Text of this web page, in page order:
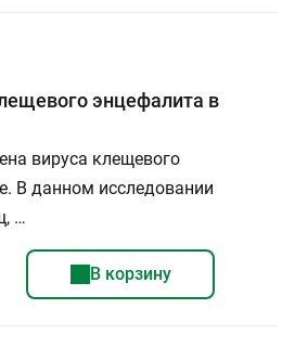
энцефалита в
вируса клещевого
В данном исследовании
…
В корзину